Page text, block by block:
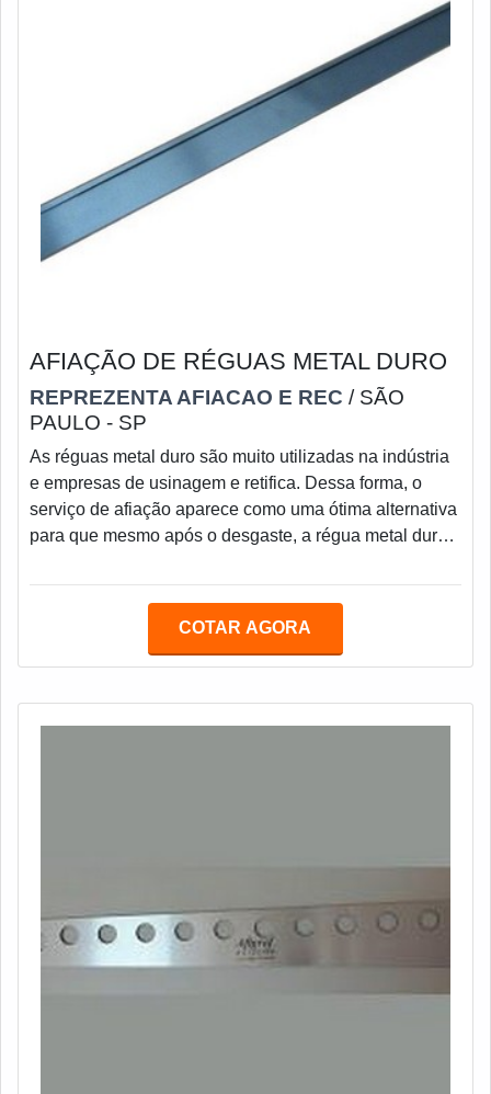
AFIAÇÃO DE RÉGUAS METAL DURO
REPREZENTA AFIACAO E REC / SÃO
PAULO - SP
As réguas metal duro são muito utilizadas na indústria
e empresas de usinagem e retifica. Dessa forma, o
serviço de afiação aparece como uma ótima alternativa
para que mesmo após o desgaste, a régua metal duro
ferramenta tenha uma vida útil maior, sem fazer com
afiação de réguas metal duro.Com isso, fica claro que a
COTAR AGORA